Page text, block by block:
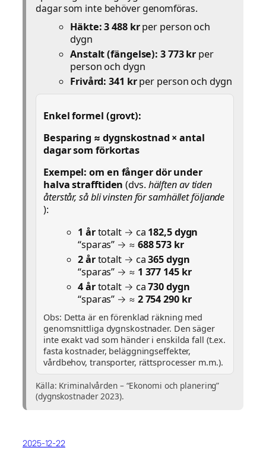
dagar som inte behöver genomföras.
Häkte:3 488 krper person och
dygn
Anstalt (fängelse): 3 773 kr per
person och dygn
Frivård: 341 krper person och dygn
Enkel formel (grovt):
Besparing ≈ dygnskostnad × antal
dagar som förkortas
Exempel: om en fånger dör under
halva strafftiden (dvs.hälften av tiden
återstår, så bli vinsten för samhället följande
):
1 årtotalt → ca 182,5 dygn
“sparas” → ≈ 688 573 kr
2 årtotalt → ca365 dygn
“sparas” → ≈ 1 377 145 kr
4 årtotalt → ca730 dygn
“sparas” → ≈ 2 754 290 kr
Obs: Detta är en förenklad räkning med
genomsnittliga dygnskostnader. Den säger
inte exakt vad som händer i enskilda fall (t.ex.
fasta kostnader, beläggningseffekter,
vårdbehov, transporter, rättsprocesser m.m.).
Källa: Kriminalvården – “Ekonomi och planering”
(dygnskostnader 2023).
2025-12-22